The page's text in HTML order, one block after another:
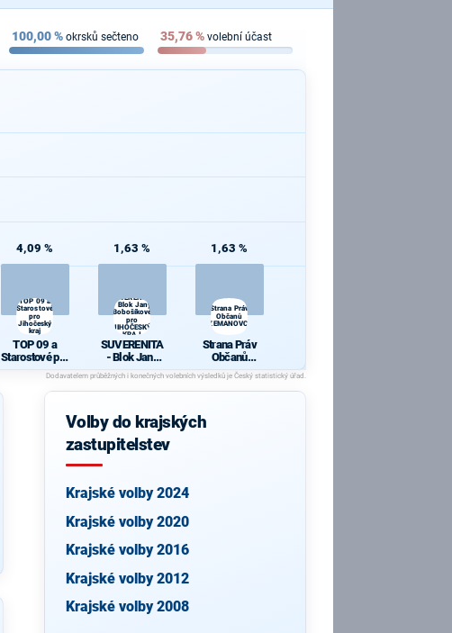
100,00% okrsků sečteno 35,76% volební účast
4,09 %
TOP 09 a
Starostové
pro
Jihočeský
kraj
TOP 09 a
Starostové pro
Jihočeský
1,63 %
SUVERENITA
- Blok Jany
Bobošíkové
pro
JIHOČESKÝ
KRAJ
SUVERENITA
- Blok Jany
Bobošíkové
pro
JIHOČESKÝ
1,63 %
Strana Práv
Občanů
ZEMANOVCI
Strana Práv
Občanů
ZEMANOVCI
Volby do krajských
zastupitelstev
Krajské volby 2024
Krajské volby 2020
Krajské volby 2016
Krajské volby 2012
Krajské volby 2008